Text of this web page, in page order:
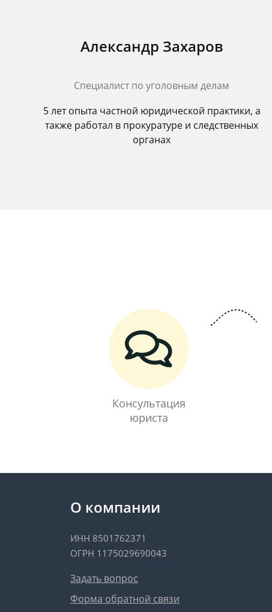
Александр Захаров
Специалист по уголовным делам
5 лет опыта частной юридической практики, а
также работал в прокуратуре и следственных
органах
Консультация
юриста
О компании
ИНН 8501762371
ОГРН 1175029690043
Задать вопрос
Форма обратной связи